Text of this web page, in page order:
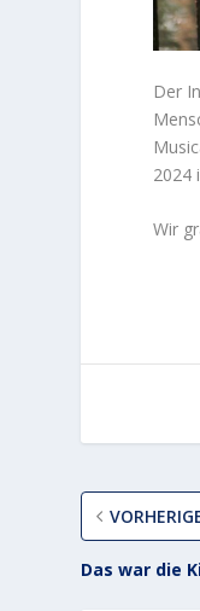
Der
2024
Wir
Das war die